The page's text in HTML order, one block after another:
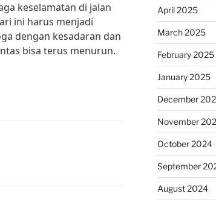
keselamatan di jalan
ini harus menjadi
dengan kesadaran dan
bisa terus menurun.
April 2025
March 2025
February 2025
January 2025
December
November
October 2024
September
August 2024